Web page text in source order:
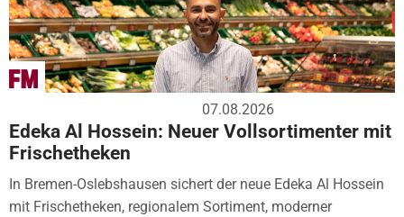
07.08.2026
Edeka Al Hossein: Neuer Vollsortimenter mit
Frischetheken
In Bremen-Oslebshausen sichert der neue Edeka Al Hossein
mit Frischetheken, regionalem Sortiment, moderner